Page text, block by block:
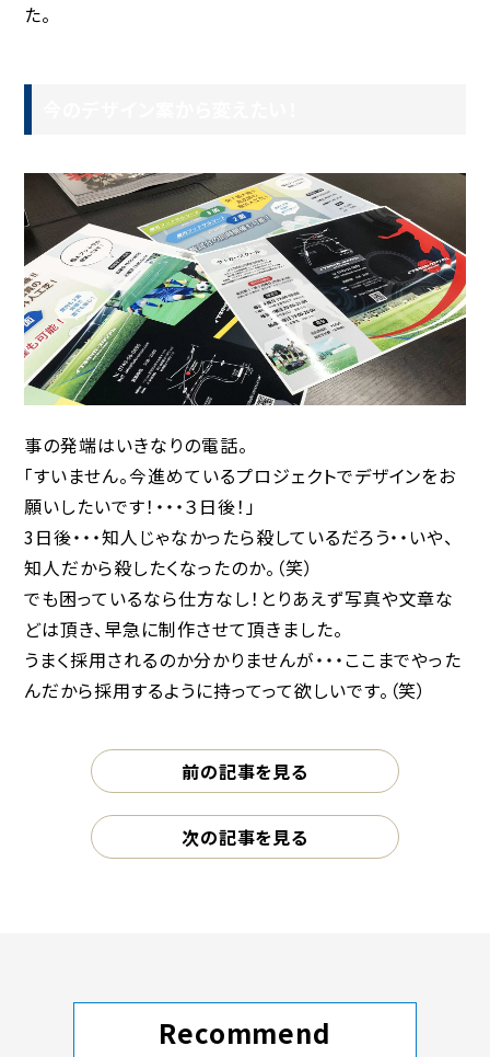
た。
事の発端はいきなりの電話。
「すいません。今進めているプロジェクトでデザインをお
願いしたいです！・・・３日後！」
3日後・・・知人じゃなかったら殺しているだろう・・いや、
知人だから殺したくなったのか。（笑）
でも困っているなら仕方なし！とりあえず写真や文章な
どは頂き、早急に制作させて頂きました。
うまく採用されるのか分かりませんが・・・ここまでやった
んだから採用するように持ってって欲しいです。（笑）
前の記事を見る
次の記事を見る
Recommend